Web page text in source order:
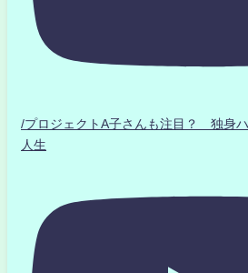
/プロジェクトA子さんも注目？ 独身
人生